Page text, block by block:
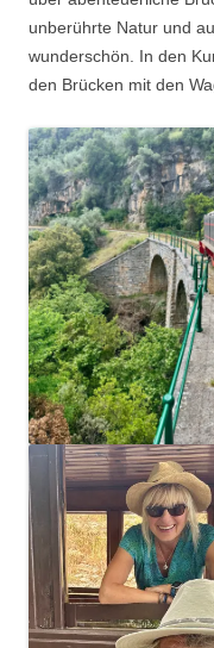
unbеrührte Natur und
wunderschön. In den
den Brücken mit den